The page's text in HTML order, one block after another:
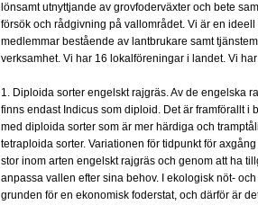
lönsamt utnyttjande av grovfoderväxter och bete
försök och rådgivning på vallområdet. Vi är en
medlemmar bestående av lantbrukare samt
verksamhet. Vi har 16 lokalföreningar i landet. Vi
1. Diploida sorter engelskt rajgräs. Av de engelska
finns endast Indicus som diploid. Det är framförallt i
med diploida sorter som är mer härdiga och
tetraploida sorter. Variationen för tidpunkt för
stor inom arten engelskt rajgräs och genom att ha
anpassa vallen efter sina behov. I ekologisk nöt-
grunden för en ekonomisk foderstat, och därför är